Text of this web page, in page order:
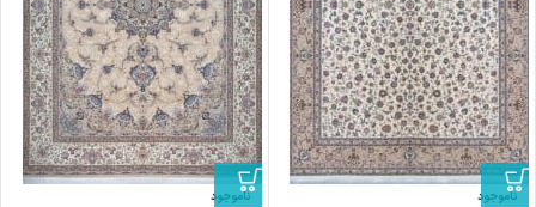
ناموجود ناموجود